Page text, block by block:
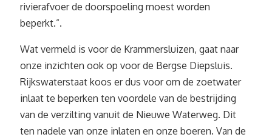
rivierafvoer de doorspoeling moest worden
beperkt.”.
Wat vermeld is voor de Krammersluizen, gaat naar
onze inzichten ook op voor de Bergse Diepsluis.
Rijkswaterstaat koos er dus voor om de zoetwater
inlaat te beperken ten voordele van de bestrijding
van de verzilting vanuit de Nieuwe Waterweg. Dit
ten nadele van onze inlaten en onze boeren. Van de